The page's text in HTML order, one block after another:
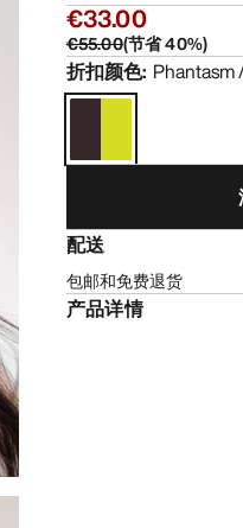
€33.00
€55.00(节省40%)
折扣颜色: Phantasm
配送
包邮和免费退货
产品详情